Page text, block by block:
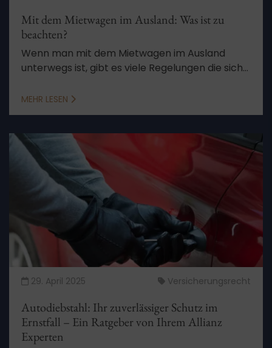
Mit dem Mietwagen im Ausland: Was ist zu
beachten?
Wenn man mit dem Mietwagen im Ausland
unterwegs ist, gibt es viele Regelungen die sich
über diese Bescheid wissen, damit Sie sich Ärger
und Kosten sparen können.
MEHR LESEN
29. April 2025 Versicherungsrecht
Autodiebstahl: Ihr zuverlässiger Schutz im
Ernstfall – Ein Ratgeber von Ihrem Allianz
Experten